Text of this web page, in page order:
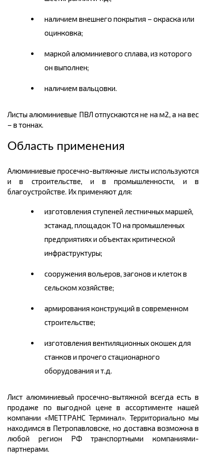
наличием внешнего покрытия – окраска или
оцинковка;
маркой алюминиевого сплава, из которого
он выполнен;
наличием вальцовки.
Листы алюминиевые ПВЛ отпускаются не на м2, а на вес
– в тоннах.
Область применения
Алюминиевыепросечно-вытяжные листы используются
и в строительстве, и в промышленности, и в
благоустройстве. Их применяют для:
изготовления ступеней лестничных маршей,
эстакад, площадок ТО на промышленных
предприятиях и объектах критической
инфраструктуры;
сооружения вольеров, загонов и клеток в
сельском хозяйстве;
армирования конструкций в современном
строительстве;
изготовления вентиляционных окошек для
станков и прочего стационарного
оборудования и т.д.
Лист алюминиевыйпросечно-вытяжной всегда есть в
продаже по выгодной цене в ассортименте нашей
компании «МЕТТРАНС Терминал». Территориально мы
находимся в Петропавловске, но доставка возможна в
любой регион РФ транспортными компаниями-
партнерами.